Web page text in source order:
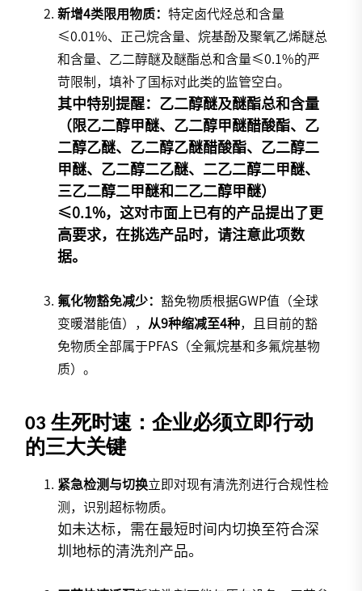
新增4类限用物质：特定卤代烃总和含量
≤0.01%、正己烷含量、烷基酚及聚氧乙烯醚总
和含量、 乙二醇醚及醚酯总和含量≤0.1%的严
苛限制，填补了国标对此类的监管空白。
其中特别提醒：乙二醇醚及醚酯总和含量
（限乙二醇甲醚、乙二醇甲醚醋酸酯、乙
二醇乙醚、乙二醇乙醚醋酸酯、乙二醇二
甲醚、乙二醇二乙醚、二乙二醇二甲醚、
三乙二醇二甲醚和二乙二醇甲醚）
≤0.1%，这对市面上已有的产品提出了更
高要求，在挑选产品时，请注意此项数
据。
氟化物豁免减少： 豁免物质根据GWP值（全球
变暖潜能值）， 从9种缩减至4种，且目前的豁
免物质全部属于PFAS（全氟烷基和多氟烷基物
质）。
03 生死时速：企业必须立即行动
的三大关键
紧急检测与切换立即对现有清洗剂进行合规性检
测，识别超标物质。
如未达标，需在最短时间内切换至符合深
圳地标的清洗剂产品。